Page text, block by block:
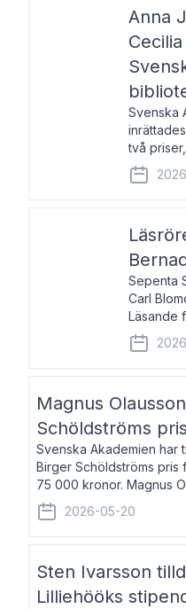
Anna
Svenska
två
ett
tilldelas
och
Sepenta
Carl
Läsande
Sverige.
Magnus
Schöldströms pris
Svenska Akademien har
Birger Schöldströms
75 000 kronor. Magnus
bosatt i Stockholm, är
hovman. Han
2026-05-20
Sten Ivarsson
Lilliehööks